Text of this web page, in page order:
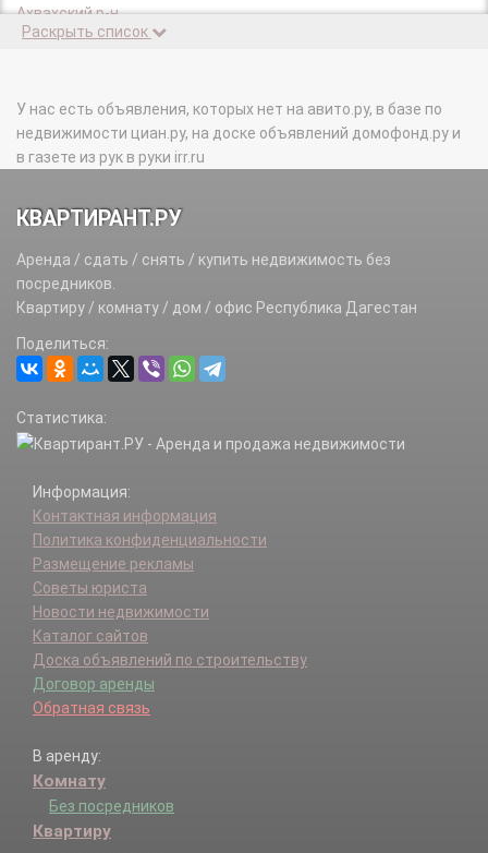
Ахвахский р-н.
Ахтынский р-н.
Буйнакск г.
Буйнакский р-н.
Гергебильский р-н.
Гунибский р-н.
Дагестанские Огни г.
Дахадаевский р-н.
Дербент г.
Дербентский р-н.
Зубутлинский с/с.
Избербаш г.
Кайтагский р-н.
Карабудахкентский р-н.
Каякентский р-н.
Кизилюрт г.
Кизилюртовский р-н.
Кизляр г.
Кизлярский р-н.
Кулинский р-н.
Кумторкалинский р-н.
Курахский р-н.
Лакский р-н.
Левашинский р-н.
Махачкала г.
Новолакский р-н.
Ногайский р-н.
Рутульский р-н.
Раскрыть список
У нас есть объявления, которых нет на авито.ру, в базе по
недвижимости циан.ру, на доске объявлений домофонд.ру и
в газете из рук в руки irr.ru
КВАРТИРАНТ.РУ
Аренда / сдать / снять / купить недвижимость без
посредников.
Квартиру / комнату / дом / офис Республика Дагестан
Поделиться:
Статистика:
Информация:
Контактная информация
Политика конфиденциальности
Размещение рекламы
Советы юриста
Новости недвижимости
Каталог сайтов
Доска объявлений по строительству
Договор аренды
Обратная связь
В аренду:
Комнату
Без посредников
Квартиру